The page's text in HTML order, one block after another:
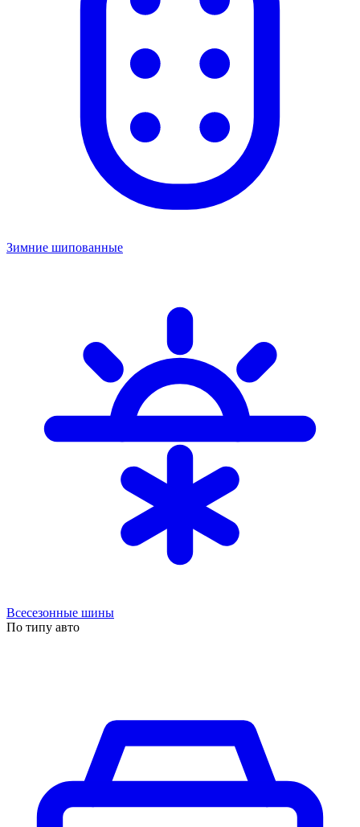
Зимние шипованные
Всесезонные шины
По типу авто